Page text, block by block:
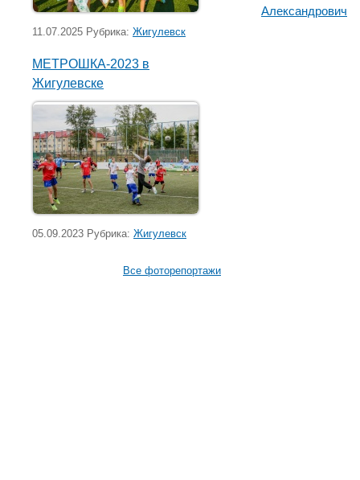
11.07.2025 Рубрика: Жигулевск
МЕТРОШКА-2023 в
Жигулевске
05.09.2023 Рубрика: Жигулевск
Все фоторепортажи
Александрович